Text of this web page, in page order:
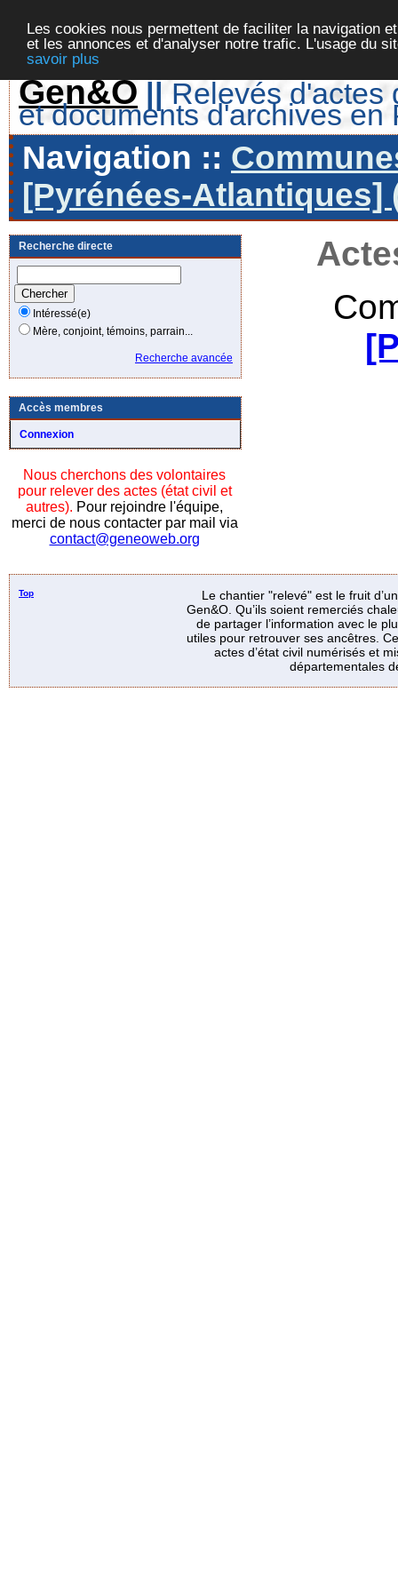
Les cookies nous permettent de faciliter la navigation
et les annonces et d'analyser notre trafic. L'usage du
savoir plus
Gen&O || Relevés d'actes
et documents d'archives en
Navigation ::
[Pyrénées-Atlantiques]
Recherche directe
Intéressé(e)
Mère, conjoint, témoins, parrain...
Recherche avancée
Accès membres
Connexion
Nous cherchons des volontaires
pour relever des actes (état civil et
autres). Pour rejoindre l'équipe,
merci de nous contacter par mail via
contact@geneoweb.org
Top
Le chantier "relevé" est le fruit
Gen&O. Qu’ils soient remerciés
de partager l’information avec le
utiles pour retrouver ses ancêtres.
actes d’état civil numérisés et
départementales